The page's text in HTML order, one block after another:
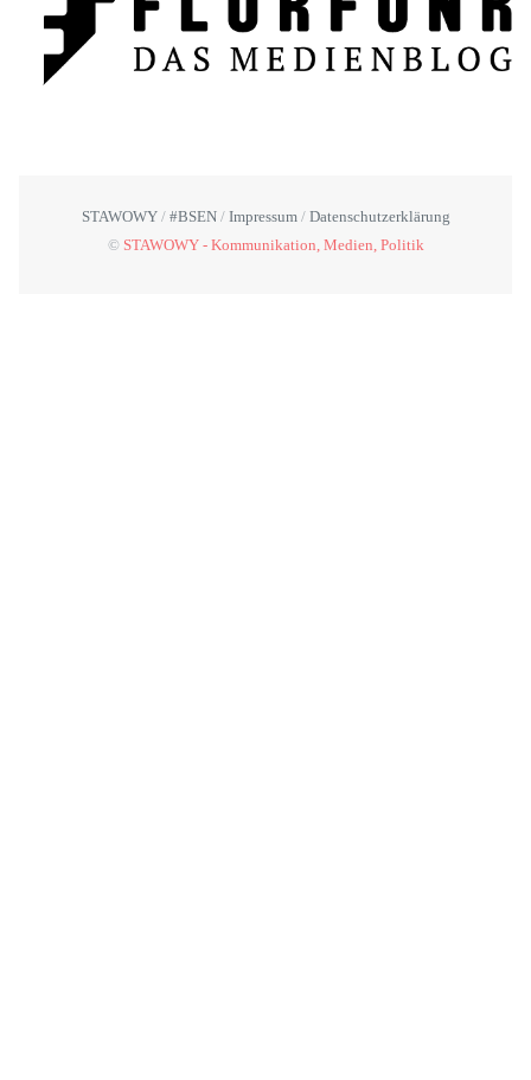
STAWOWY #BSEN Impressum
Datenschutzerklärung
© STAWOWY - Kommunikation, Medien, Politik